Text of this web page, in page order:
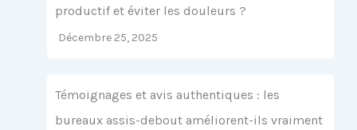
productif et éviter les douleurs ?
Décembre 25, 2025
Témoignages et avis authentiques : les
bureaux assis-debout améliorent-ils vraiment